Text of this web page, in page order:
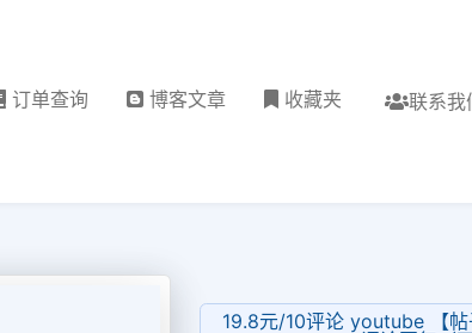
订单查询 博客文章 收藏夹 联系我
19.8元/10评论 youtube 【帖